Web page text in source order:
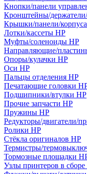
Кнопки/панели
Кронштейны/
Крышки/панели/
Лотки/кассеты HP
Муфты/соленоиды HP
Направляющие/
Опоры/кулачки HP
Оси HP
Пальцы отделения HP
Печатающие головки
Подшипники/втулки HP
Прочие запчасти HP
Пружины HP
Редукторы/двигатели/
Ролики HP
Стёкла оригиналов HP
Термистры/
Тормозные площадки
Узлы принтеров в сборе